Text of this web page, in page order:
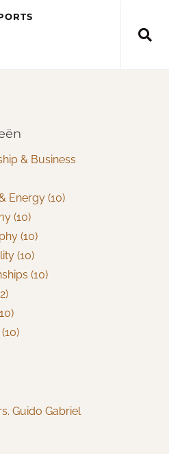
& Business
Energy (10)
(10)
(10)
(10)
(10)
(10)
Guido Gabriel